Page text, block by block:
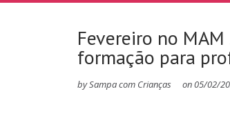
Fevereiro no
formação para
bySampa com Crianças on05/02/